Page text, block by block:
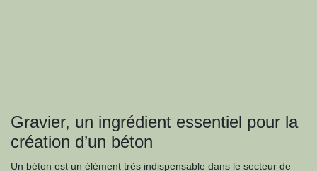
Gravier, un ingrédient essentiel pour la
création d’un béton
Un béton est un élément très indispensable dans le secteur de